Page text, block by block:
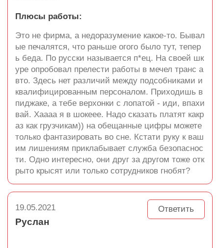
Плюсы работы:
Это не фирма, а недоразумение какое-то. Бывал
ые печалятся, что раньше огого было тут, тепер
ь беда. По русски называется п*ец. На своей шк
уре опробовал прелести работы в мечел транс а
вто. Здесь нет различий между подсобниками и
квалифицированным персоналом. Приходишь в
пиджаке, а тебе верхонки с лопатой - иди, впахи
вай. Хаааа я в шокеее. Надо сказать платят какр
аз как грузчикам)) на обещанные цифры можете
только фантазировать во сне. Кстати руку к ваш
им лишениям приклабывает служба безопаснос
ти. Одно интересно, они друг за другом тоже отк
рыто крысят или только сотрудников гнобят?
19.05.2021 Ответить
Руслан